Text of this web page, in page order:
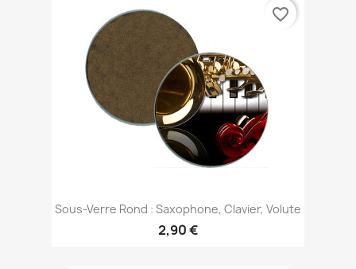
Sous-Verre Rond : Saxophone, Clavier, Volute
2,90 €
favorite_border